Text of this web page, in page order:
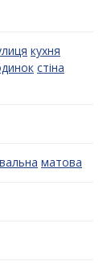
кухня
стіна
матова